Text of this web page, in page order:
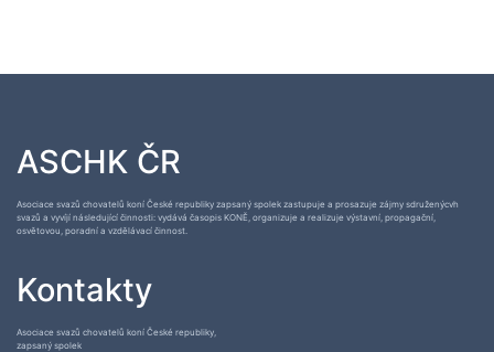
ASCHK ČR
Asociace svazů chovatelů koní České republiky zapsaný spolek zastupuje a prosazuje zájmy sdruženýcvh
svazů a vyvíjí následující činnosti: vydává časopis KONĚ, organizuje a realizuje výstavní, propagační,
osvětovou, poradní a vzdělávací činnost.
Kontakty
Asociace svazů chovatelů koní České republiky,
zapsaný spolek